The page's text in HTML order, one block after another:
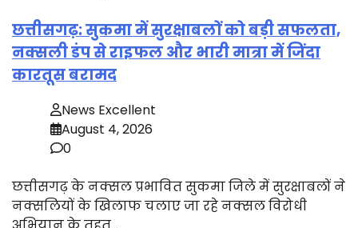
छत्तीसगढ़: सुकमा में सुरक्षाबलों को बड़ी सफलता,
नक्सली डंप से राइफल और भारी मात्रा में जिंदा
कारतूस बरामद
News Excellent
August 4, 2026
0
छत्तीसगढ़ के नक्सल प्रभावित सुकमा जिले में सुरक्षाबलों ने
नक्सलियों के खिलाफ चलाए जा रहे नक्सल विरोधी